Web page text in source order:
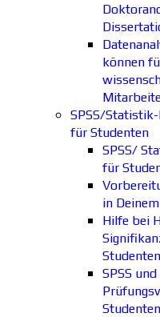
können
SPSS/
für Studenten
SPSS/
für
in
Hilfe bei
Studenten
SPSS
Studenten